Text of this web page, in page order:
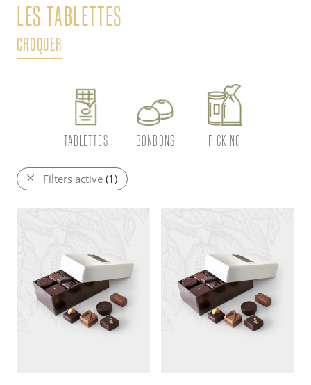
LES TABLETTES
CROQUER
TABLETTES BONBONS PICKING
Filters active (1)